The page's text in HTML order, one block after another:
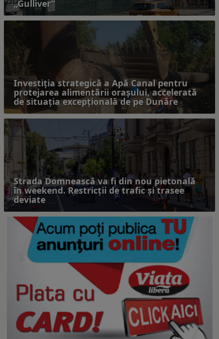
„Gulliver”
Investiția strategică a Apă Canal pentru
protejarea alimentării orașului, accelerată
de situația excepțională de pe Dunăre
Strada Domnească va fi din nou pietonală
în weekend. Restricţii de trafic şi trasee
deviate